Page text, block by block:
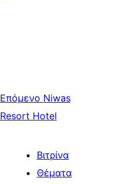
Επόμενο Niwas
Resort Hotel
Βιτρίνα
Θέματα